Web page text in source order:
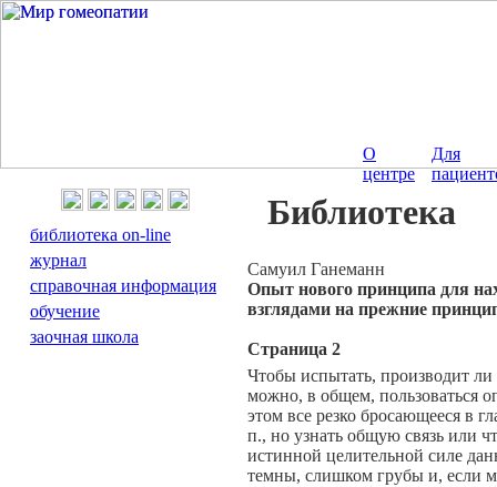
О
центре
Для
Библиотека
Cамуил Ганеманн
Опыт нового принципа для
взглядами на прежние
Страница 2
Чтобы испытать, производит
можно, в общем, пользоваться
этом все резко бросающееся в
п., но узнать общую связь или
истинной целительной силе
темны, слишком грубы и, если
библиотека on-line
журнал
справочная информация
обучение
заочная школа